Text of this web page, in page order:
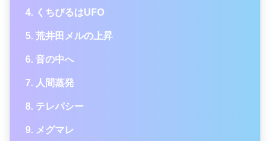
くちびるはUFO
荒井田メルの上昇
音の中へ
人間蒸発
テレパシー
メグマレ